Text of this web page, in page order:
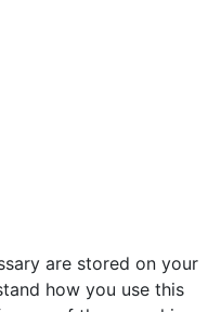
are stored on your
how you use this